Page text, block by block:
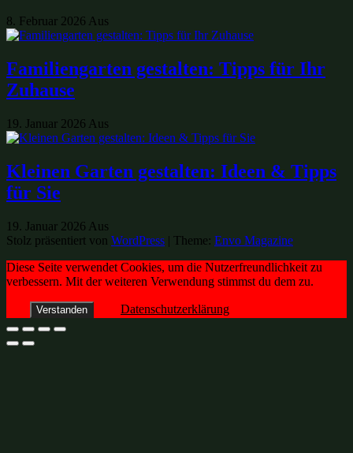
8. Februar 2026 Aus
Familiengarten gestalten: Tipps für Ihr
Zuhause
19. Januar 2026 Aus
Kleinen Garten gestalten: Ideen & Tipps
für Sie
19. Januar 2026 Aus
Stolz präsentiert von WordPress | Theme: Envo Magazine
Diese Seite verwendet Cookies, um die Nutzerfreundlichkeit zu
verbessern. Mit der weiteren Verwendung stimmst du dem zu.
Verstanden Datenschutzerklärung